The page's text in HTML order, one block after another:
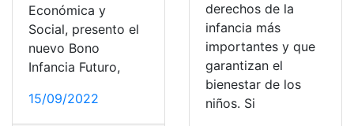
Económica y
Social, presento el
nuevo Bono
Infancia Futuro,
15/09/2022
derechos de la
infancia más
importantes y que
garantizan el
bienestar de los
niños. Si